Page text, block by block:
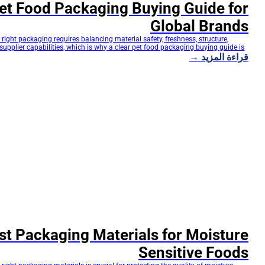
Food Packaging Buying Guide for
Global Brands
packaging requires balancing material safety, freshness, structure,
capabilities, which is why a clear pet food packaging buying guide is
over 33 years of expertise, DQ PACK is a leading flexible packaging
providing end-to-end customized pouch solutions—from material selection
قراءة المزيد →
Packaging Materials for Moisture
Sensitive Foods